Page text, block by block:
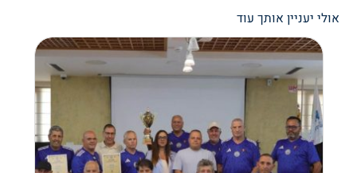
אולי יעניין אותך עוד